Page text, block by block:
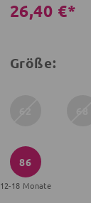
26,40 €*
Größe:
86
12-18 Monate